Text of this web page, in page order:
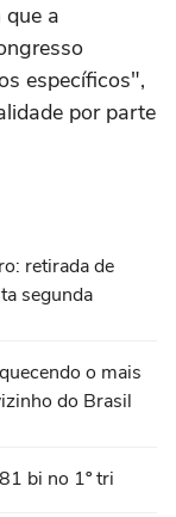
a
específicos",
por parte
retirada de
segunda
o mais
do Brasil
bi no 1º tri